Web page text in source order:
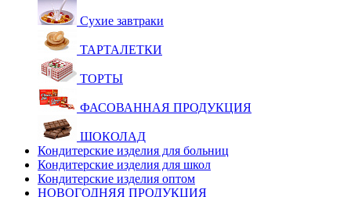
Сухие завтраки
ТАРТАЛЕТКИ
ТОРТЫ
ФАСОВАННАЯ ПРОДУКЦИЯ
ШОКОЛАД
Кондитерские изделия для больниц
Кондитерские изделия для школ
Кондитерские изделия оптом
НОВОГОДНЯЯ ПРОДУКЦИЯ